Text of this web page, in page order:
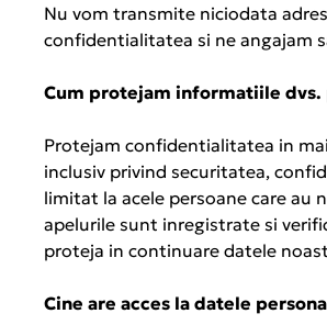
Nu vom transmite niciodata
confidentialitatea si ne angajam
Cum protejam informatiile dvs.
Protejam confidentialitatea in
inclusiv privind securitatea,
limitat la acele persoane care au
apelurile sunt inregistrate si
proteja in continuare datele
Cine are acces la datele